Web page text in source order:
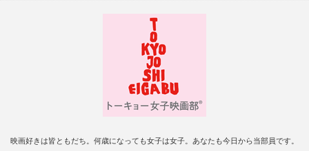
映画好きは皆ともだち。何歳になっても女子は女子。あなたも今日から当部員です。